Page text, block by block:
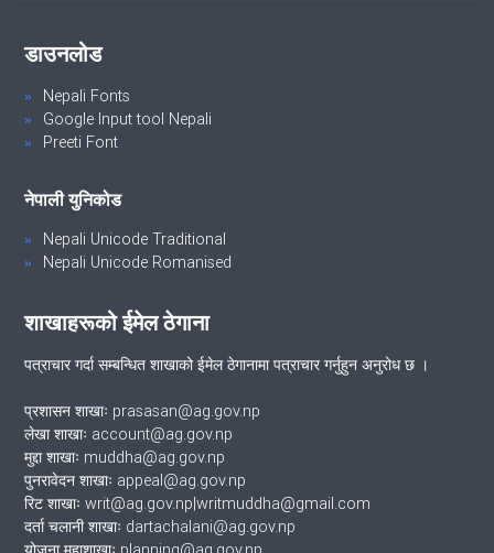
डाउनलोड
Nepali Fonts
Google Input tool Nepali
Preeti Font
नेपाली युनिकोड
Nepali Unicode Traditional
Nepali Unicode Romanised
शाखाहरूको ईमेल ठेगाना
पत्राचार गर्दा सम्बन्धित शाखाको ईमेल ठेगानामा पत्राचार गर्नुहुन अनुरोध छ ।
प्रशासन शाखाः prasasan@ag.gov.np
लेखा शाखाः account@ag.gov.np
मुद्दा शाखाः muddha@ag.gov.np
पुनरावेदन शाखाः appeal@ag.gov.np
रिट शाखाः writ@ag.gov.np|writmuddha@gmail.com
दर्ता चलानी शाखाः dartachalani@ag.gov.np